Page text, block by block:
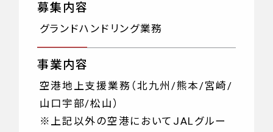
募集内容
グランドハンドリング業務
事業内容
空港地上支援業務（北九州/熊本/宮崎/
山口宇部/松山）
※上記以外の空港においてJALグルー